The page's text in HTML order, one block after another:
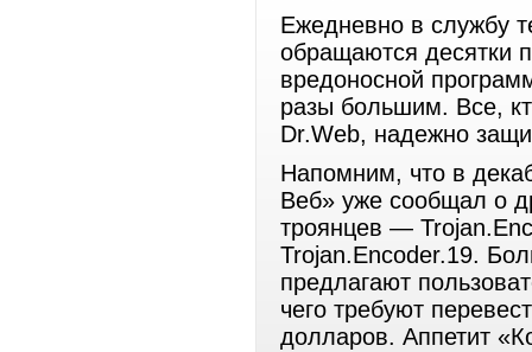
Ежедневно в службу
обращаются десятки
вредоносной
разы большим. Все,
Dr.Web, надежно
Напомним, что в
Веб» уже сообщал о
троянцев —
Trojan.Encoder.19.
предлагают
чего требуют
долларов. Аппетит